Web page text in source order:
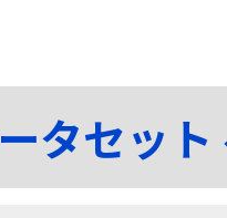
タセッ